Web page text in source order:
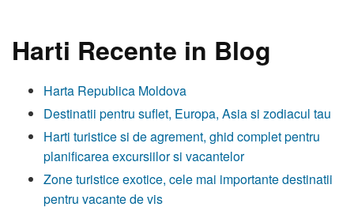
Harti Recente in Blog
Harta Republica Moldova
Destinatii pentru suflet, Europa, Asia si zodiacul tau
Harti turistice si de agrement, ghid complet pentru
planificarea excursiilor si vacantelor
Zone turistice exotice, cele mai importante destinatii
pentru vacante de vis